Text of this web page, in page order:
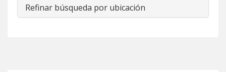
Refinar búsqueda por ubicación